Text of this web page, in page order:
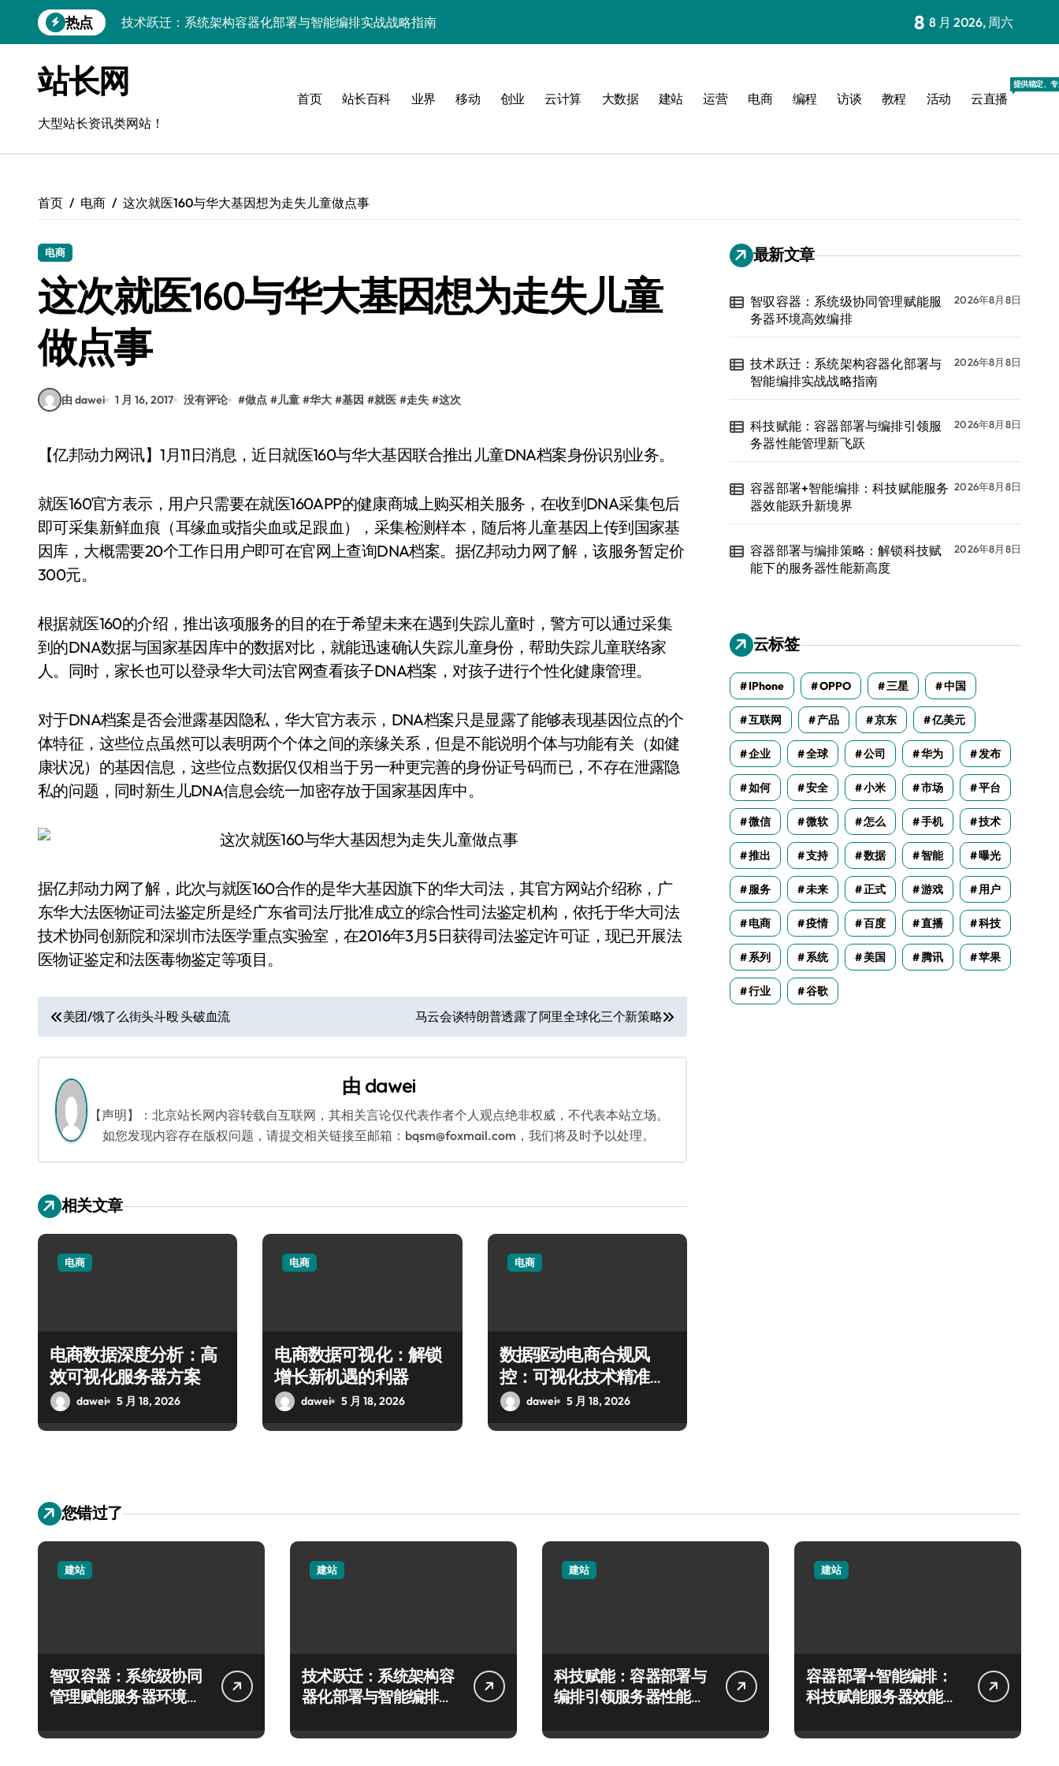
到
热点
技术跃迁：系统架构容器化部署与智能编排实战战略指南
容器部署+智能编排：科技赋能服务器效能跃升新境界
容器部署与编排策略：解锁科技赋能下的服务器性能新高度
技术赋能：重构后端架构，铸就移动互联应用极致流畅体验
移动互联应用评测：以流畅度为基，科技调控优化体验新高度
智驭容器：系统级协同管理赋能服务器环境高效编排
8 8 月 2026, 周六
站长网
大型站长资讯类网站！
首页 站长百科 业界 移动 创业 云计算 大数据 建站 运营 电商 编程 访谈 教程 活动 云直播
提供稳定、
首页 电商 这次就医160与华大基因想为走失儿童做点事
电商
这次就医160与华大基因想为走失儿童
做点事
由 dawei 1 月 16, 2017 没有评论 #做点 #儿童 #华大 #基因 #就医 #走失 #这次
【亿邦动力网讯】1月11日消息，近日就医160与华大基因联合推出儿童DNA档案身份识别业务。
就医160官方表示，用户只需要在就医160APP的健康商城上购买相关服务，在收到DNA采集包后
即可采集新鲜血痕（耳缘血或指尖血或足跟血），采集检测样本，随后将儿童基因上传到国家基
因库，大概需要20个工作日用户即可在官网上查询DNA档案。据亿邦动力网了解，该服务暂定价
300元。
根据就医160的介绍，推出该项服务的目的在于希望未来在遇到失踪儿童时，警方可以通过采集
到的DNA数据与国家基因库中的数据对比，就能迅速确认失踪儿童身份，帮助失踪儿童联络家
人。同时，家长也可以登录华大司法官网查看孩子DNA档案，对孩子进行个性化健康管理。
对于DNA档案是否会泄露基因隐私，华大官方表示，DNA档案只是显露了能够表现基因位点的个
体特征，这些位点虽然可以表明两个个体之间的亲缘关系，但是不能说明个体与功能有关（如健
康状况）的基因信息，这些位点数据仅仅相当于另一种更完善的身份证号码而已，不存在泄露隐
私的问题，同时新生儿DNA信息会统一加密存放于国家基因库中。
据亿邦动力网了解，此次与就医160合作的是华大基因旗下的华大司法，其官方网站介绍称，广
东华大法医物证司法鉴定所是经广东省司法厅批准成立的综合性司法鉴定机构，依托于华大司法
技术协同创新院和深圳市法医学重点实验室，在2016年3月5日获得司法鉴定许可证，现已开展法
医物证鉴定和法医毒物鉴定等项目。
文
章
导
航
美团/饿了么街头斗殴 头破血流 马云会谈特朗普透露了阿里全球化三个新策略
由 dawei
【声明】：北京站长网内容转载自互联网，其相关言论仅代表作者个人观点绝非权威，不代表本站立场。
如您发现内容存在版权问题，请提交相关链接至邮箱：bqsm@foxmail.com，我们将及时予以处理。
相关文章
电商
电商数据深度分析：高
效可视化服务器方案
dawei 5 月 18, 2026
电商
电商数据可视化：解锁
增长新机遇的利器
dawei 5 月 18, 2026
电商
数据驱动电商合规风
控：可视化技术精准管
控风险
dawei 5 月 18, 2026
最新文章
智驭容器：系统级协同管理赋能服
务器环境高效编排
2026年8月8日
技术跃迁：系统架构容器化部署与
智能编排实战战略指南
2026年8月8日
科技赋能：容器部署与编排引领服
务器性能管理新飞跃
2026年8月8日
容器部署+智能编排：科技赋能服务
器效能跃升新境界
2026年8月8日
容器部署与编排策略：解锁科技赋
能下的服务器性能新高度
2026年8月8日
云标签
IPhone OPPO 三星 中国
互联网 产品 京东 亿美元
企业 全球 公司 华为 发布
如何 安全 小米 市场 平台
微信 微软 怎么 手机 技术
推出 支持 数据 智能 曝光
服务 未来 正式 游戏 用户
电商 疫情 百度 直播 科技
系列 系统 美国 腾讯 苹果
行业 谷歌
您错过了
建站
智驭容器：系统级协同
管理赋能服务器环境高
建站
技术跃迁：系统架构容
器化部署与智能编排实
建站
科技赋能：容器部署与
编排引领服务器性能管
建站
容器部署+智能编排：
科技赋能服务器效能跃